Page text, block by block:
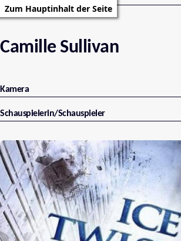
Zum Hauptinhalt der Seite
Camille Sullivan
Kamera
Schauspielerin/Schauspieler